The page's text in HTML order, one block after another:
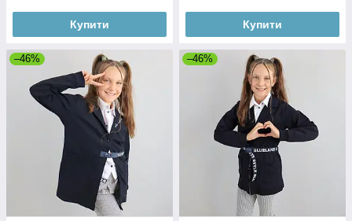
Купити Купити
–46% –46%